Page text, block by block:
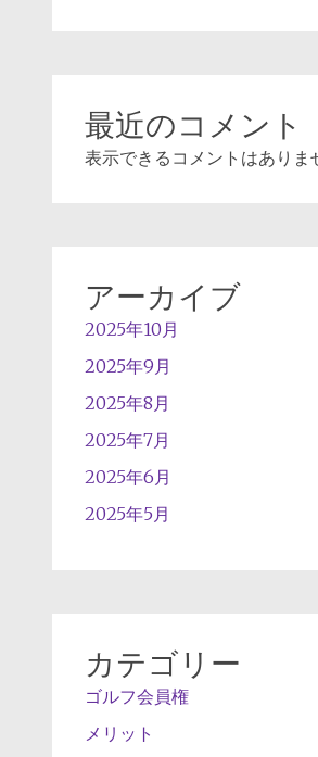
最近のコメント
表示できるコメントはありま
アーカイブ
2025年10月
2025年9月
2025年8月
2025年7月
2025年6月
2025年5月
カテゴリー
ゴルフ会員権
メリット